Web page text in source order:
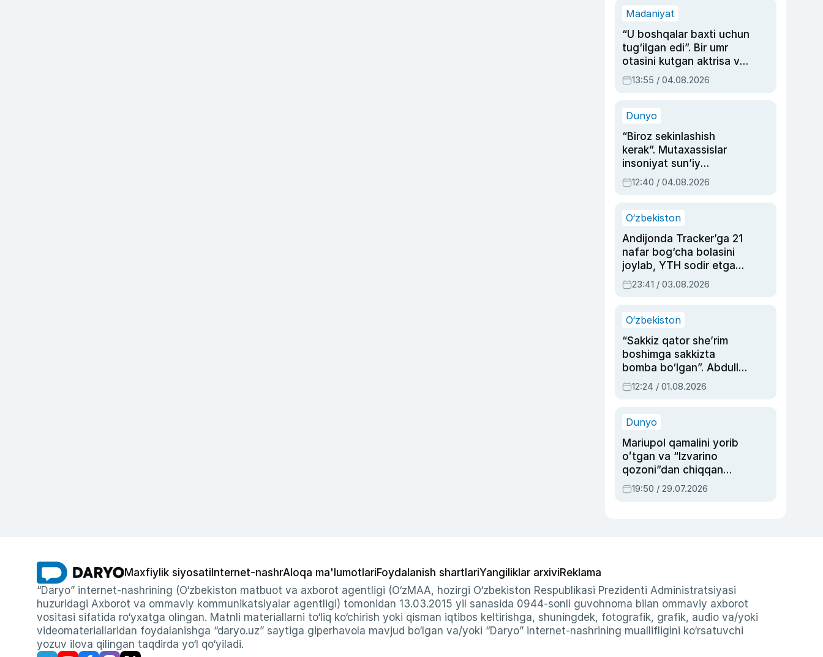
Madaniyat
“U boshqalar baxti uchun
tug‘ilgan edi”. Bir umr
otasini kutgan aktrisa va
dublyaj ustasi Rimma
Ahmedovaning
13:55 / 04.08.2026
Dunyo
“Biroz sekinlashish
kerak”. Mutaxassislar
insoniyat sun’iy
intellektni boshqara
olmay qolishidan xavotir
12:40 / 04.08.2026
O‘zbekiston
Andijonda Tracker’ga 21
nafar bog‘cha bolasini
joylab, YTH sodir etgan
ayolga sud hukmi o‘qildi
23:41 / 03.08.2026
O‘zbekiston
“Sakkiz qator she’rim
boshimga sakkizta
bomba bo‘lgan”. Abdulla
Oripovni siyosiy
ayblovlardan asrab
12:24 / 01.08.2026
Dunyo
Mariupol qamalini yorib
oʻtgan va “Izvarino
qozoni”dan chiqqan
qahramon — Ukraina
armiyasi bosh
19:50 / 29.07.2026
Maxfiylik siyosati Internet-nashrAloqa ma'lumotlariFoydalanish shartlariYangiliklar arxiviReklama
“Daryo” internet-nashrining (O‘zbekiston matbuot va axborot agentligi (O‘zMAA, hozirgi O‘zbekiston Respublikasi Prezidenti Administratsiyasi
huzuridagi Axborot va ommaviy kommunikatsiyalar agentligi) tomonidan 13.03.2015 yil sanasida 0944-sonli guvohnoma bilan ommaviy axborot
vositasi sifatida ro‘yxatga olingan. Matnli materiallarni to‘liq ko‘chirish yoki qisman iqtibos keltirishga, shuningdek, fotografik, grafik, audio va/yoki
videomateriallaridan foydalanishga “daryo.uz” saytiga giperhavola mavjud bo‘lgan va/yoki “Daryo” internet-nashrining muallifligini ko‘rsatuvchi
yozuv ilova qilingan taqdirda yo‘l qo‘yiladi.